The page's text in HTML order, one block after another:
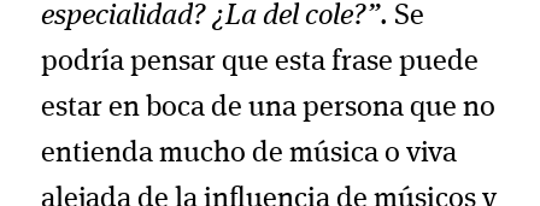
especialidad? ¿La del cole?”. Se
podría pensar que esta frase puede
estar en boca de una persona que no
entienda mucho de música o viva
alejada de la influencia de músicos y